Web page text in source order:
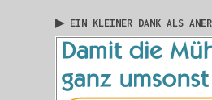
▶ EIN KLEINER DANK ALS